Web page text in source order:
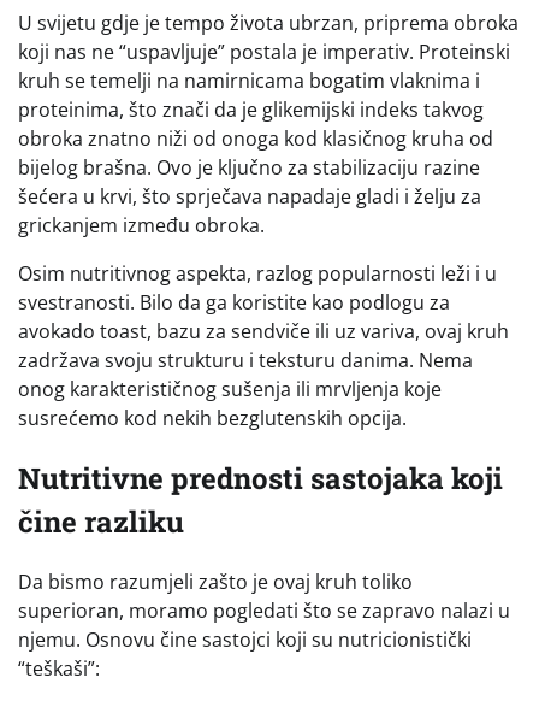
U svijetu gdje je tempo života ubrzan, priprema obroka
koji nas ne “uspavljuje” postala je imperativ. Proteinski
kruh se temelji na namirnicama bogatim vlaknima i
proteinima, što znači da je glikemijski indeks takvog
obroka znatno niži od onoga kod klasičnog kruha od
bijelog brašna. Ovo je ključno za stabilizaciju razine
šećera u krvi, što sprječava napadaje gladi i želju za
grickanjem između obroka.
Osim nutritivnog aspekta, razlog popularnosti leži i u
svestranosti. Bilo da ga koristite kao podlogu za
avokado toast, bazu za sendviče ili uz variva, ovaj kruh
zadržava svoju strukturu i teksturu danima. Nema
onog karakterističnog sušenja ili mrvljenja koje
susrećemo kod nekih bezglutenskih opcija.
Nutritivne prednosti sastojaka koji
čine razliku
Da bismo razumjeli zašto je ovaj kruh toliko
superioran, moramo pogledati što se zapravo nalazi u
njemu. Osnovu čine sastojci koji su nutricionistički
“teškaši”: